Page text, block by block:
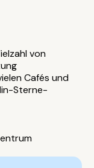
von
Cafés und
Sterne-